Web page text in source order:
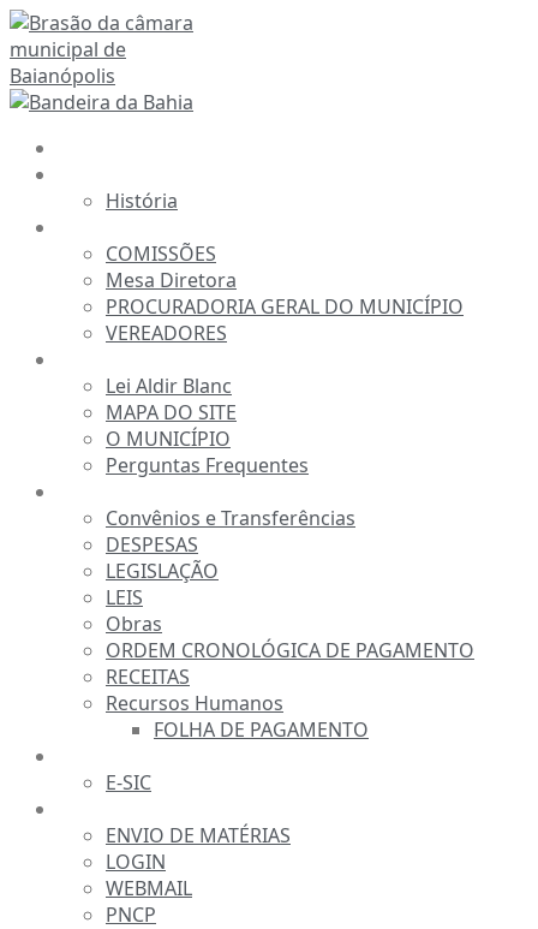
Ir
para
o
conteúdo
História
COMISSÕES
Mesa Diretora
PROCURADORIA GERAL DO MUNICÍPIO
VEREADORES
Lei Aldir Blanc
MAPA DO SITE
O MUNICÍPIO
Perguntas Frequentes
Convênios e Transferências
DESPESAS
LEGISLAÇÃO
LEIS
Obras
ORDEM CRONOLÓGICA DE PAGAMENTO
RECEITAS
Recursos Humanos
FOLHA DE PAGAMENTO
E-SIC
ENVIO DE MATÉRIAS
LOGIN
WEBMAIL
PNCP